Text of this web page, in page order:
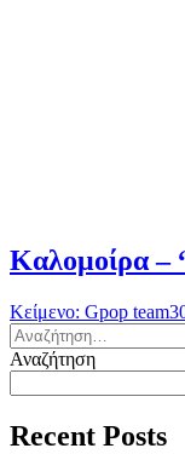
Καλομοίρα –
Κείμενο: Gpop team
Αναζήτηση
για:
Αναζήτηση
Recent Posts